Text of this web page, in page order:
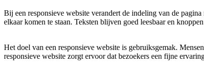
Bij een responsieve website verandert de indeling van de
elkaar komen te staan. Teksten blijven goed leesbaar en
Het doel van een responsieve website is gebruiksgemak.
responsieve website zorgt ervoor dat bezoekers een fijne